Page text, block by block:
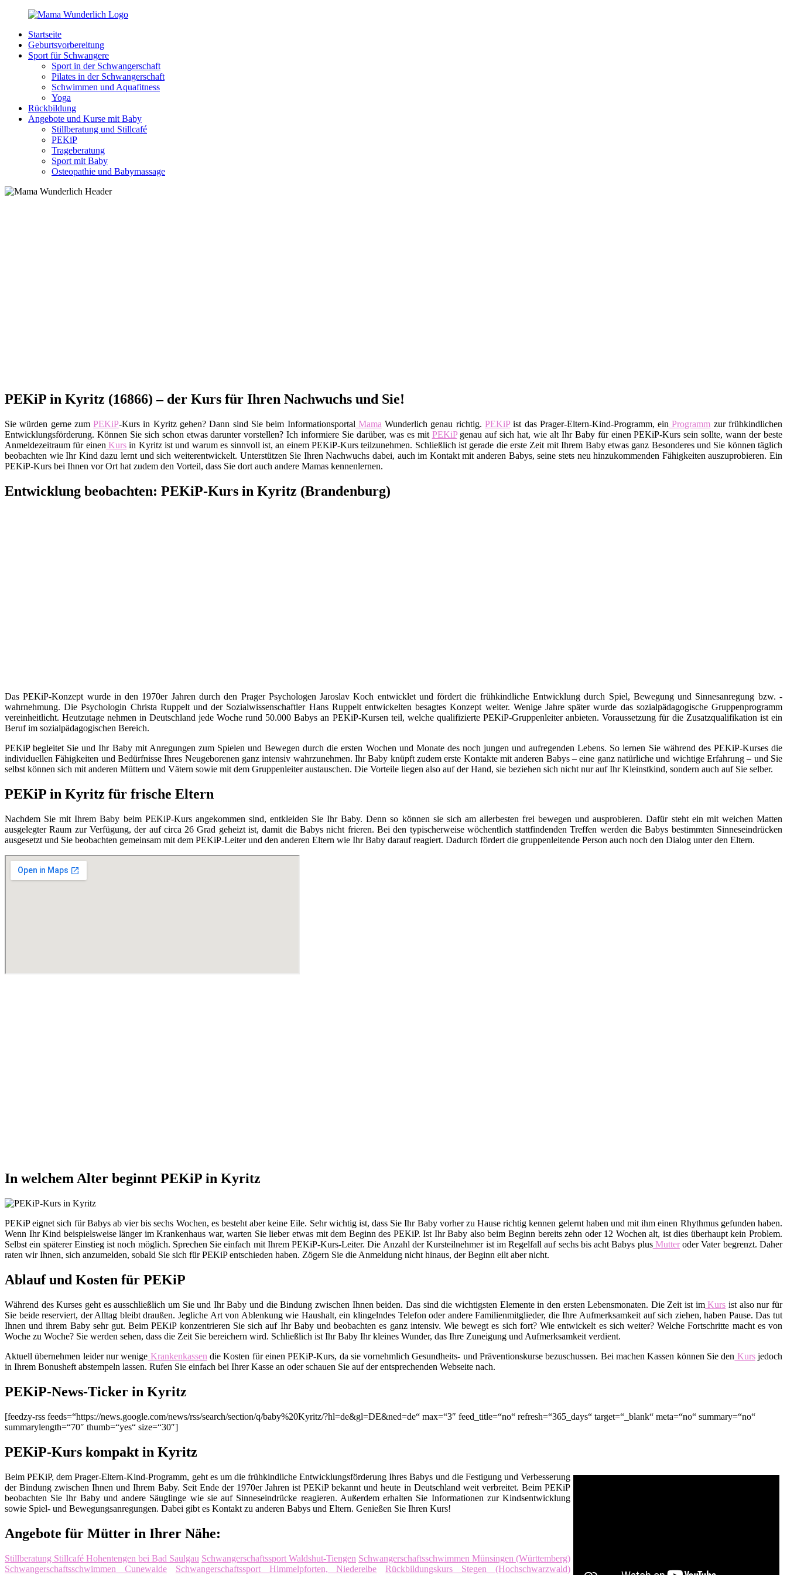
Zurück
Inhalt
MamaWunderlich.de
Mutti
sein
wunderbar!
Startseite
Geburtsvorbereitung
Sport für Schwangere
Sport in der Schwangerschaft
Pilates in der Schwangerschaft
Schwimmen und Aquafitness
Yoga
Rückbildung
Angebote und Kurse mit Baby
Stillberatung und Stillcafé
PEKiP
Trageberatung
Sport mit Baby
Osteopathie und Babymassage
PEKiP in Kyritz (16866) – der Kurs für Ihren Nachwuchs und Sie!
Sie würden gerne zumPEKiP-Kurs in Kyritz gehen? Dann sind Sie beim Informationsportal Mama Wunderlich genau richtig. PEKiPist das Prager-Eltern-Kind-Programm, ein Programm zur frühkindlichen
Entwicklungsförderung. Können Sie sich schon etwas darunter vorstellen? Ich informiere Sie darüber, was es mit PEKiPgenau auf sich hat, wie alt Ihr Baby für einen PEKiP-Kurs sein sollte, wann der beste
Anmeldezeitraum für einen Kurs in Kyritz ist und warum es sinnvoll ist, an einem PEKiP-Kurs teilzunehmen. Schließlich ist gerade die erste Zeit mit Ihrem Baby etwas ganz Besonderes und Sie können täglich
beobachten wie Ihr Kind dazu lernt und sich weiterentwickelt. Unterstützen Sie Ihren Nachwuchs dabei, auch im Kontakt mit anderen Babys, seine stets neu hinzukommenden Fähigkeiten auszuprobieren. Ein
PEKiP-Kurs bei Ihnen vor Ort hat zudem den Vorteil, dass Sie dort auch andere Mamas kennenlernen.
Entwicklung beobachten: PEKiP-Kurs in Kyritz (Brandenburg)
Das PEKiP-Konzept wurde in den 1970er Jahren durch den Prager Psychologen Jaroslav Koch entwicklet und fördert die frühkindliche Entwicklung durch Spiel, Bewegung und Sinnesanregung bzw. -
wahrnehmung. Die Psychologin Christa Ruppelt und der Sozialwissenschaftler Hans Ruppelt entwickelten besagtes Konzept weiter. Wenige Jahre später wurde das sozialpädagogische Gruppenprogramm
vereinheitlicht. Heutzutage nehmen in Deutschland jede Woche rund 50.000 Babys an PEKiP-Kursen teil, welche qualifizierte PEKiP-Gruppenleiter anbieten. Voraussetzung für die Zusatzqualifikation ist ein
Beruf im sozialpädagogischen Bereich.
PEKiP begleitet Sie und Ihr Baby mit Anregungen zum Spielen und Bewegen durch die ersten Wochen und Monate des noch jungen und aufregenden Lebens. So lernen Sie während des PEKiP-Kurses die
individuellen Fähigkeiten und Bedürfnisse Ihres Neugeborenen ganz intensiv wahrzunehmen. Ihr Baby knüpft zudem erste Kontakte mit anderen Babys – eine ganz natürliche und wichtige Erfahrung – und Sie
selbst können sich mit anderen Müttern und Vätern sowie mit dem Gruppenleiter austauschen. Die Vorteile liegen also auf der Hand, sie beziehen sich nicht nur auf Ihr Kleinstkind, sondern auch auf Sie selber.
PEKiP in Kyritz für frische Eltern
Nachdem Sie mit Ihrem Baby beim PEKiP-Kurs angekommen sind, entkleiden Sie Ihr Baby. Denn so können sie sich am allerbesten frei bewegen und ausprobieren. Dafür steht ein mit weichen Matten
ausgelegter Raum zur Verfügung, der auf circa 26 Grad geheizt ist, damit die Babys nicht frieren. Bei den typischerweise wöchentlich stattfindenden Treffen werden die Babys bestimmten Sinneseindrücken
ausgesetzt und Sie beobachten gemeinsam mit dem PEKiP-Leiter und den anderen Eltern wie Ihr Baby darauf reagiert. Dadurch fördert die gruppenleitende Person auch noch den Dialog unter den Eltern.
In welchem Alter beginnt PEKiP in Kyritz
PEKiP eignet sich für Babys ab vier bis sechs Wochen, es besteht aber keine Eile. Sehr wichtig ist, dass Sie Ihr Baby vorher zu Hause richtig kennen gelernt haben und mit ihm einen Rhythmus gefunden haben.
Wenn Ihr Kind beispielsweise länger im Krankenhaus war, warten Sie lieber etwas mit dem Beginn des PEKiP. Ist Ihr Baby also beim Beginn bereits zehn oder 12 Wochen alt, ist dies überhaupt kein Problem.
Selbst ein späterer Einstieg ist noch möglich. Sprechen Sie einfach mit Ihrem PEKiP-Kurs-Leiter. Die Anzahl der Kursteilnehmer ist im Regelfall auf sechs bis acht Babys plusMutteroder Vater begrenzt. Daher
raten wir Ihnen, sich anzumelden, sobald Sie sich für PEKiP entschieden haben. Zögern Sie die Anmeldung nicht hinaus, der Beginn eilt aber nicht.
Ablauf und Kosten für PEKiP
Während des Kurses geht es ausschließlich um Sie und Ihr Baby und die Bindung zwischen Ihnen beiden. Das sind die wichtigsten Elemente in den ersten Lebensmonaten. Die Zeit ist imKurs ist also nur für
Sie beide reserviert, der Alltag bleibt draußen. Jegliche Art von Ablenkung wie Haushalt, ein klingelndes Telefon oder andere Familienmitglieder, die Ihre Aufmerksamkeit auf sich ziehen, haben Pause. Das tut
Ihnen und ihrem Baby sehr gut. Beim PEKiP konzentrieren Sie sich auf Ihr Baby und beobachten es ganz intensiv. Wie bewegt es sich fort? Wie entwickelt es sich weiter? Welche Fortschritte macht es von
Woche zu Woche? Sie werden sehen, dass die Zeit Sie bereichern wird. Schließlich ist Ihr Baby Ihr kleines Wunder, das Ihre Zuneigung und Aufmerksamkeit verdient.
Aktuell übernehmen leider nur wenige Krankenkassen die Kosten für einen PEKiP-Kurs, da sie vornehmlich Gesundheits- und Präventionskurse bezuschussen. Bei machen Kassen können Sie den Kursjedoch
in Ihrem Bonusheft abstempeln lassen. Rufen Sie einfach bei Ihrer Kasse an oder schauen Sie auf der entsprechenden Webseite nach.
PEKiP-News-Ticker in Kyritz
[feedzy-rss feeds=“https://news.google.com/news/rss/search/section/q/baby%20Kyritz/?hl=de&gl=DE&ned=de“ max=“3″ feed_title=“no“ refresh=“365_days“ target=“_blank“ meta=“no“ summary=“no“
summarylength=“70″ thumb=“yes“ size=“30″]
PEKiP-Kurs kompakt in Kyritz
Beim PEKiP, dem Prager-Eltern-Kind-Programm, geht es um die frühkindliche Entwicklungsförderung Ihres Babys und die Festigung und Verbesserung
der Bindung zwischen Ihnen und Ihrem Baby. Seit Ende der 1970er Jahren ist PEKiP bekannt und heute in Deutschland weit verbreitet. Beim PEKiP
beobachten Sie Ihr Baby und andere Säuglinge wie sie auf Sinneseindrücke reagieren. Außerdem erhalten Sie Informationen zur Kindsentwicklung
sowie Spiel- und Bewegungsanregungen. Dabei gibt es Kontakt zu anderen Babys und Eltern. Genießen Sie Ihren Kurs!
Angebote für Mütter in Ihrer Nähe:
Stillberatung Stillcafé Hohentengen bei Bad Saulgau Schwangerschaftssport Waldshut-Tiengen Schwangerschaftsschwimmen Münsingen (Württemberg)
Schwangerschaftsschwimmen Cunewalde
Schwangerschaftssport Himmelpforten, Niederelbe
Rückbildungskurs Stegen (Hochschwarzwald)